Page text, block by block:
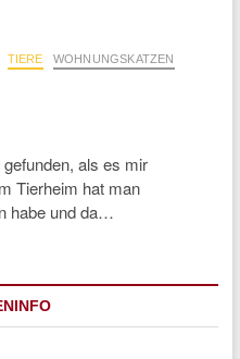
TIERE WOHNUNGSKATZEN
als es mir
Tierheim hat man
habe und da…